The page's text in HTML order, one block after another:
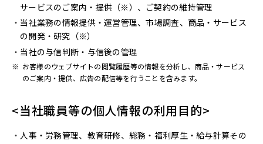
サービスのご案内・提供（※）、ご契約の維持管理
当社業務の情報提供・運営管理、市場調査、商品・サービス
の開発・研究（※）
当社の与信判断・与信後の管理
※ お客様のウェブサイトの閲覧履歴等の情報を分析し、商品・サービス
のご案内・提供、広告の配信等を行うことを含みます。
<当社職員等の個人情報の利用目的>
人事・労務管理、教育研修、総務・福利厚生・給与計算その